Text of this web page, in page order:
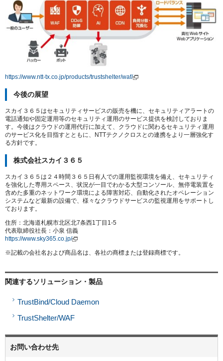
https://www.ntt-tx.co.jp/products/trustshelter/waf/
今後の展望
スカイ３６５はセキュリティサービスの販売を機に、セキュリティアラートの
電話通知や固定運用等のセキュリティ運用のサービス提供を検討しておりま
す。今後はクラウドの運用代行に加えて、クラウドに関わるセキュリティ運用
のサービス化を目指すとともに、NTTテクノクロスとの連携をより一層強化す
る方針です。
株式会社スカイ３６５
スカイ３６５は２４時間３６５日有人での運用監視環境を備え、セキュリティ
を強化した専用スペース、状況が一目でわかる大型コンソール、無停電装置を
含めた多重のネットワーク環境による障害対応、自動化されたオペレーション
システムなど最新の設備で、様々なクラウドサービスの監視運用をサポートし
ております。
住所：北海道札幌市北区北7条西1丁目1-5
代表取締役社長：小泉 信義
https://www.sky365.co.jp/
※記載の会社名および商品名は、各社の商標または登録商標です。
関連するソリューション・製品
TrustBind/Cloud Daemon
TrustShelter/WAF
お問い合わせ先